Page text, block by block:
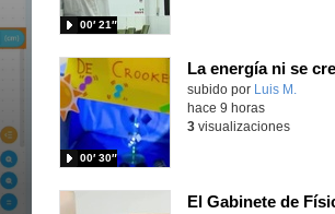
00′ 21″
Contenido educativo.
subido por Luis M.
00′ 30″
hace 9 horas
3visualizaciones